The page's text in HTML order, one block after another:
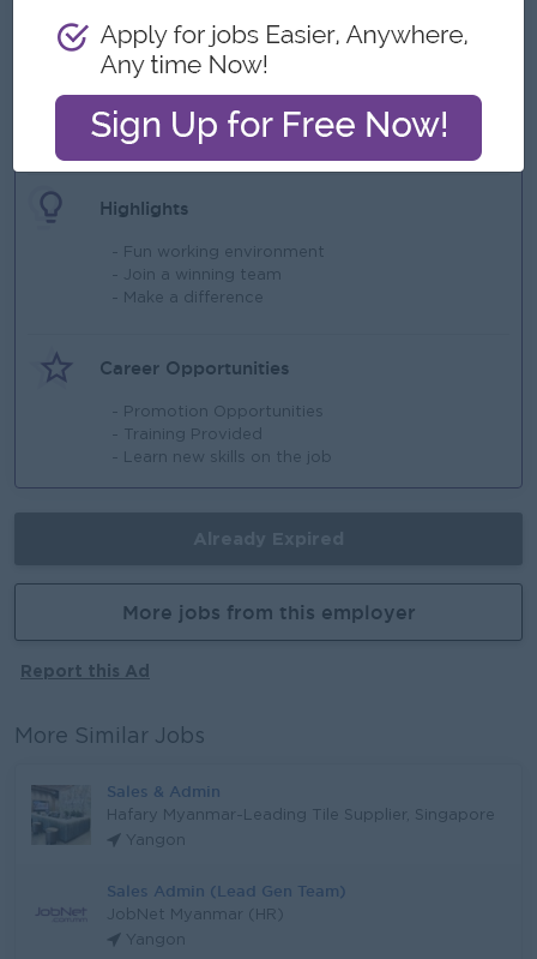
Benefits
- Ferry Provided
- Monthly Incentives
- Yearly Bonus
Highlights
- Fun working environment
- Join a winning team
- Make a difference
Career Opportunities
- Promotion Opportunities
- Training Provided
- Learn new skills on the job
More jobs from this employer
Report this Ad
More Similar Jobs
Sales & Admin
Hafary Myanmar-Leading Tile Supplier, Singapore
Yangon
Sales Admin (Lead Gen Team)
JobNet Myanmar (HR)
Yangon